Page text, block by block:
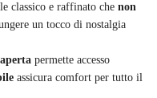
classico e raffinato che non
un tocco di nostalgia
permette accesso
assicura comfort per tutto il